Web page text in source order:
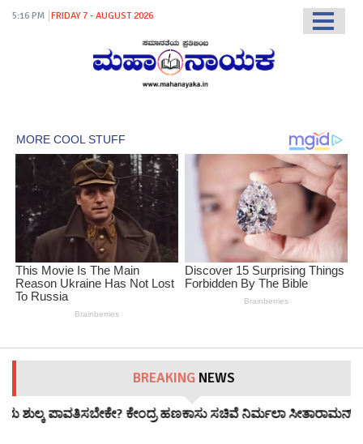
5:16 PM FRIDAY 7 - AUGUST 2026
BREAKING NEWS
ಸಚಿವೆ ನಿರ್ಮಲಾ ಸೀತಾರಾಮನ್ ಸ್ಪಷ್ಟನೆ ಅಮೆರಿಕದಲ್ಲಿ